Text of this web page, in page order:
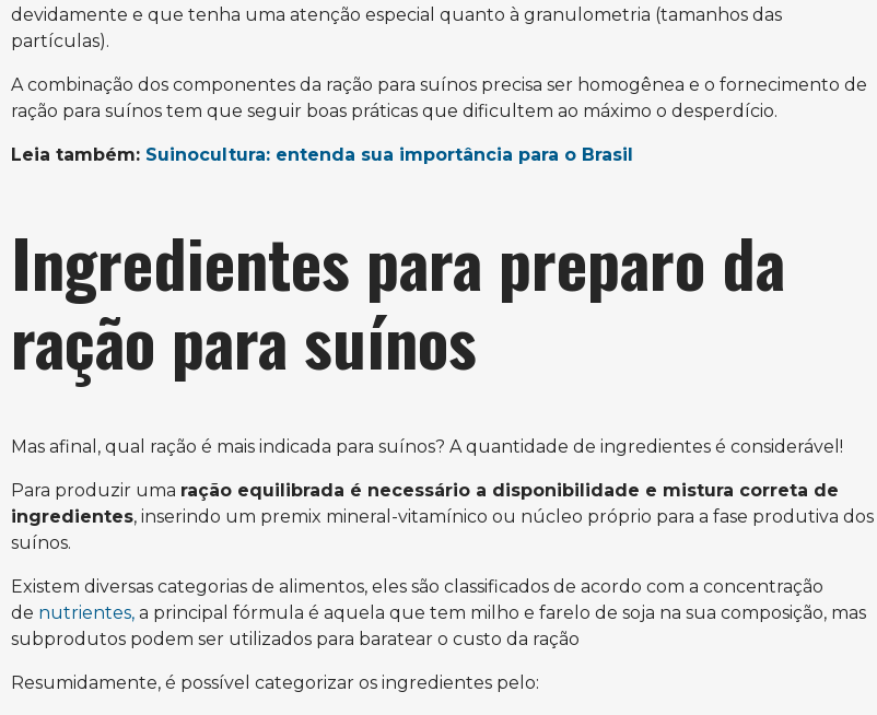
devidamente e que tenha uma atenção especial quanto à granulometria (tamanhos das
partículas).
A combinação dos componentes da ração para suínos precisa ser homogênea e o fornecimento de
ração para suínos tem que seguir boas práticas que dificultem ao máximo o desperdício.
Leia também: Suinocultura: entenda sua importância para o Brasil
Ingredientes para preparo da
ração para suínos
Mas afinal, qual ração é mais indicada para suínos? A quantidade de ingredientes é considerável!
Para produzir uma ração equilibrada é necessário a disponibilidade e mistura correta de
ingredientes, inserindo um premix mineral-vitamínico ou núcleo próprio para a fase produtiva dos
suínos.
Existem diversas categorias de alimentos, eles são classificados de acordo com a concentração
de nutrientes, a principal fórmula é aquela que tem milho e farelo de soja na sua composição, mas
subprodutos podem ser utilizados para baratear o custo da ração
Resumidamente, é possível categorizar os ingredientes pelo: